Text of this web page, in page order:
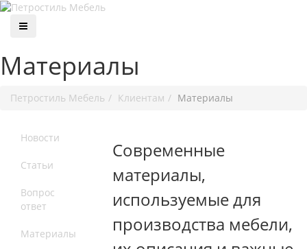
Материалы
Петростиль Мебель Клиентам Материалы
Новости
Статьи
Вопрос
ответ
Материалы
Современные
материалы,
используемые для
производства мебели,